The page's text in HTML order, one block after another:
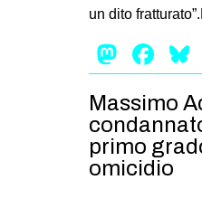
un dito
Massimo
primo
omicidio